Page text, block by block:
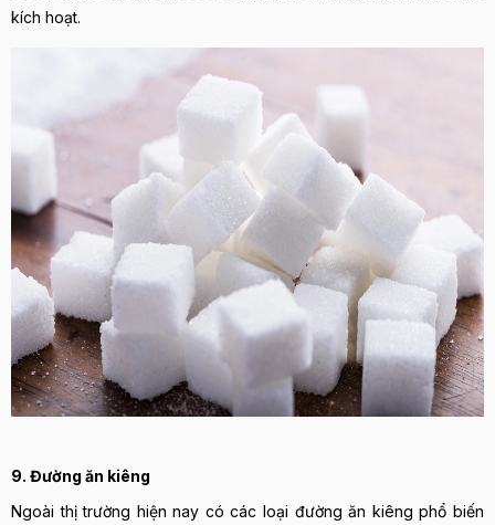
kích hoạt.
9. Đường ăn kiêng
Ngoài thị trường hiện nay có các loại đường ăn kiêng phổ biến